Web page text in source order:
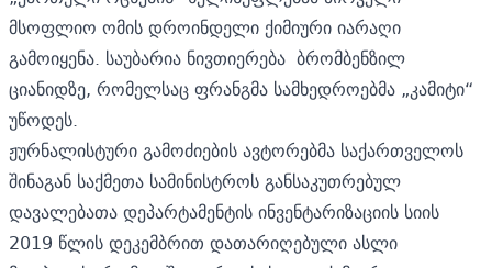
მსოფლიო ომის დროინდელი ქიმიური იარაღი
გამოიყენა. საუბარია ნივთიერება ბრომბენზილ
ციანიდზე, რომელსაც ფრანგმა სამხედროებმა „კამიტი“
უწოდეს.
ჟურნალისტური გამოძიებისავტორებმა საქართველოს
შინაგან საქმეთა სამინისტროს განსაკუთრებულ
დავალებათა დეპარტამენტის ინვენტარიზაციის სიის
2019 წლის დეკემბრით დათარიღებული ასლი